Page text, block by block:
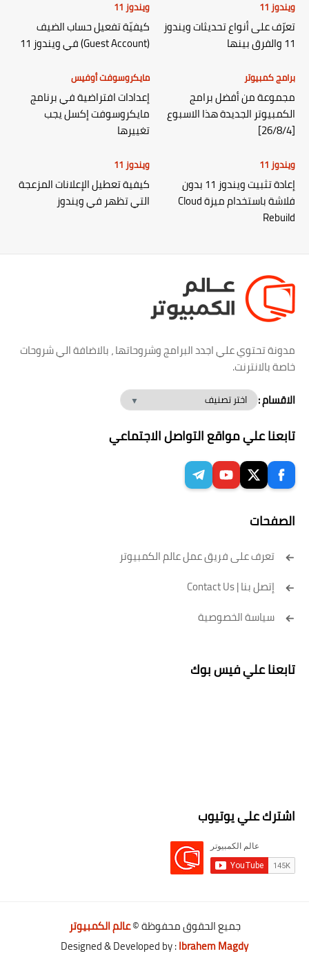
ويندوز 11
تعرّف على أنواع تحديثات ويندوز
11 والفرق بينها
ويندوز 11
كيفيّة تفعيل حساب الضيف
(Guest Account) في ويندوز 11
برامج كمبيوتر
مجموعة من أفضل برامج
الكمبيوتر الجديدة هذا الاسبوع
[26/8/4]
مايكروسوفت أوفيس
إعدادات افتراضية في برنامج
مايكروسوفت إكسل يجب
تغييرها
ويندوز 11
إعادة تثبيت ويندوز 11 بدون
فلاشة باستخدام ميزة Cloud
Rebuild
ويندوز 11
كيفية تعطيل الإعلانات المزعجة
التي تظهر في ويندوز
مدونة تحتوي علي اجدد البرامج وشروحاتها ، بالاضافة الي شروحات
خاصة بالانترنت.
الاقسام :
تابعنا علي مواقع التواصل الاجتماعي
الصفحات
تعرف على فريق عمل عالم الكمبيوتر
إتصل بنا | Contact Us
سياسة الخصوصية
تابعنا علي فيس بوك
اشترك علي يوتيوب
جميع الحقوق محفوظة ©عالم الكمبيوتر
Designed & Developed by :Ibrahem Magdy